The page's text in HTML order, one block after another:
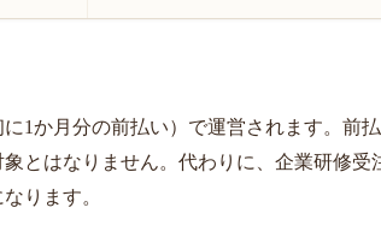
1か月分の前払い）で運営されます。前
とはなりません。代わりに、企業研修受
ります。